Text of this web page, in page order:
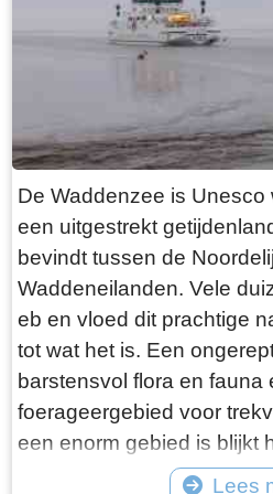
want deze is aan de
waard. Er hangt een
rouwborden aan de muur.
licht en de kachel. Aan de
terp loop je weer naar
van gele klinkers. Als je
kom je gewoon weer uit
Het is moeilijk voor te
terp ooit door
Terpen hadden een
bescherming tegen
Na de aanleg van dijken
van hun nut, voor het
afgegraven. De
verscheept. Hoe rigoureus
De Waddenzee is Unesco
een uitgestrekt
bevindt tussen de
Waddeneilanden. Vele
eb en vloed dit prachtige
tot wat het is. Een
barstensvol flora en fauna
foerageergebied voor
een enorm gebied is blijkt
dichtbij te zien en ervaren.
Lees